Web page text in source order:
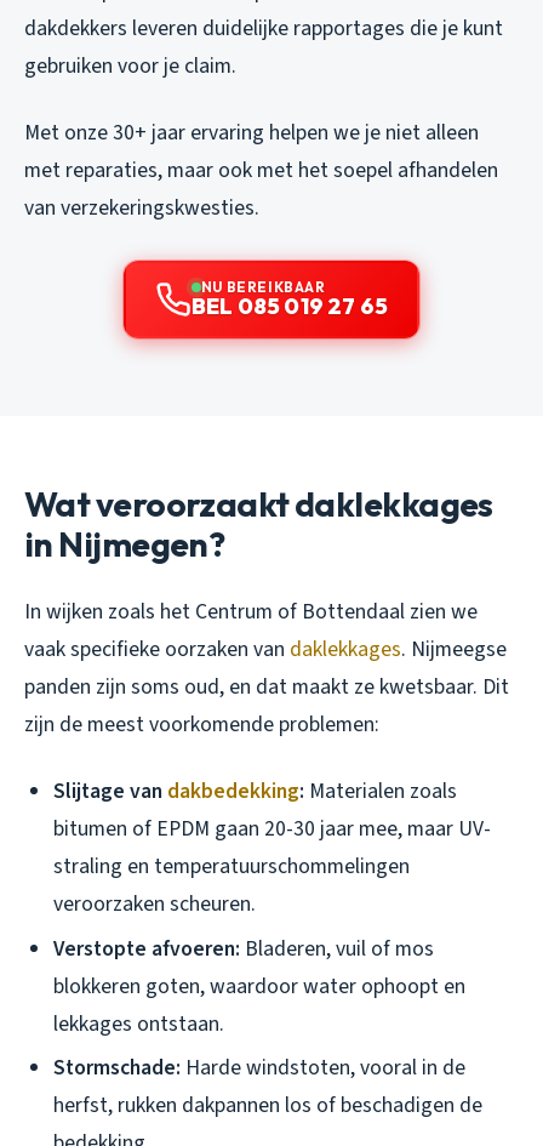
dakdekkers leveren duidelijke rapportages die je kunt
gebruiken voor je claim.
Met onze 30+ jaar ervaring helpen we je niet alleen
met reparaties, maar ook met het soepel afhandelen
van verzekeringskwesties.
NU BEREIKBAAR
BEL 085 019 27 65
Wat veroorzaakt daklekkages
in Nijmegen?
In wijken zoals het Centrum of Bottendaal zien we
vaak specifieke oorzaken van daklekkages. Nijmeegse
panden zijn soms oud, en dat maakt ze kwetsbaar. Dit
zijn de meest voorkomende problemen:
Slijtage van dakbedekking: Materialen zoals
bitumen of EPDM gaan 20-30 jaar mee, maar UV-
straling en temperatuurschommelingen
veroorzaken scheuren.
Verstopte afvoeren: Bladeren, vuil of mos
blokkeren goten, waardoor water ophoopt en
lekkages ontstaan.
Stormschade: Harde windstoten, vooral in de
herfst, rukken dakpannen los of beschadigen de